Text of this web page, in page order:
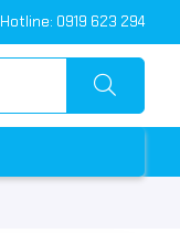
Hotline: 0919 623 294